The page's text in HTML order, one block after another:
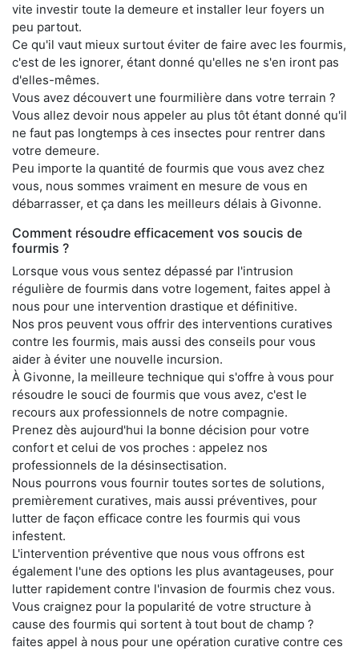
vite investir toute la demeure et installer leur foyers un
peu partout.
Ce qu'il vaut mieux surtout éviter de faire avec les fourmis,
c'est de les ignorer, étant donné qu'elles ne s'en iront pas
d'elles-mêmes.
Vous avez découvert une fourmilière dans votre terrain ?
Vous allez devoir nous appeler au plus tôt étant donné qu'il
ne faut pas longtemps à ces insectes pour rentrer dans
votre demeure.
Peu importe la quantité de fourmis que vous avez chez
vous, nous sommes vraiment en mesure de vous en
débarrasser, et ça dans les meilleurs délais à Givonne.
Comment résoudre efficacement vos soucis de
fourmis ?
Lorsque vous vous sentez dépassé par l'intrusion
régulière de fourmis dans votre logement, faites appel à
nous pour une intervention drastique et définitive.
Nos pros peuvent vous offrir des interventions curatives
contre les fourmis, mais aussi des conseils pour vous
aider à éviter une nouvelle incursion.
À Givonne, la meilleure technique qui s'offre à vous pour
résoudre le souci de fourmis que vous avez, c'est le
recours aux professionnels de notre compagnie.
Prenez dès aujourd'hui la bonne décision pour votre
confort et celui de vos proches : appelez nos
professionnels de la désinsectisation.
Nous pourrons vous fournir toutes sortes de solutions,
premièrement curatives, mais aussi préventives, pour
lutter de façon efficace contre les fourmis qui vous
infestent.
L'intervention préventive que nous vous offrons est
également l'une des options les plus avantageuses, pour
lutter rapidement contre l'invasion de fourmis chez vous.
Vous craignez pour la popularité de votre structure à
cause des fourmis qui sortent à tout bout de champ ?
faites appel à nous pour une opération curative contre ces